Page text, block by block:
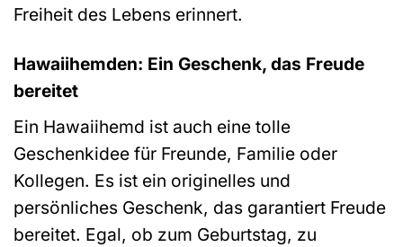
Freiheit des Lebens erinnert.
Hawaiihemden: Ein Geschenk, das Freude
bereitet
Ein Hawaiihemd ist auch eine tolle
Geschenkidee für Freunde, Familie oder
Kollegen. Es ist ein originelles und
persönliches Geschenk, das garantiert Freude
bereitet. Egal, ob zum Geburtstag, zu